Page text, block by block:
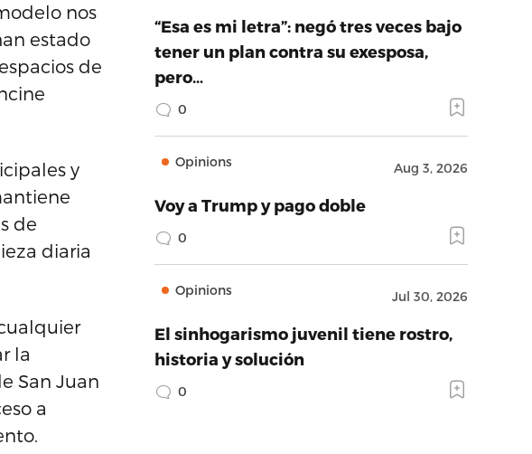
nos
estado
de
y
de
diaria
la
San Juan
a
“Esa es mi letra”: negó tres veces bajo
tener un plan contra su exesposa,
pero…
0
Opinions Aug 3, 2026
Voy a Trump y pago doble
0
Opinions Jul 30, 2026
El sinhogarismo juvenil tiene rostro,
historia y solución
0